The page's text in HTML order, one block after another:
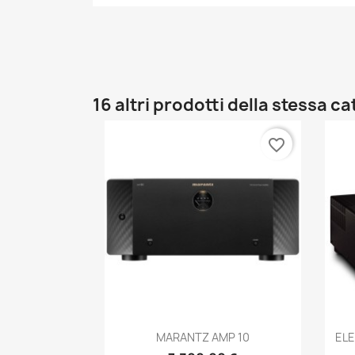
16 altri prodotti della stessa
Anteprima
MARANTZ AMP 10
favorite_border